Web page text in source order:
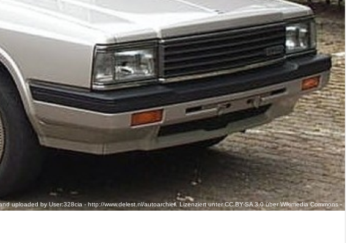
uploaded by User:328cia - http://www.delest.nl/autoarchief. Lizenziert unter CC BY-SA 3.0 über Wikimedia Commons -
https://commons.wikimedia.org/wiki/File:Nissan_Laurel_1984_silver.jpg#/media/File:Nissan_Laurel_1984_silver.jpg